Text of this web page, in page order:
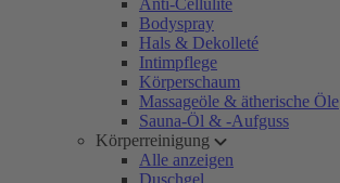
Anti-Cellulite
Bodyspray
Hals & Dekolleté
Intimpflege
Körperschaum
Massageöle & ätherische Öle
Sauna-Öl & -Aufguss
Körperreinigung
Alle anzeigen
Duschgel